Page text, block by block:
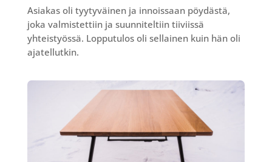
Asiakas oli tyytyväinen ja innoissaan pöydästä,
joka valmistettiin ja suunniteltiin tiiviissä
yhteistyössä. Lopputulos oli sellainen kuin hän oli
ajatellutkin.